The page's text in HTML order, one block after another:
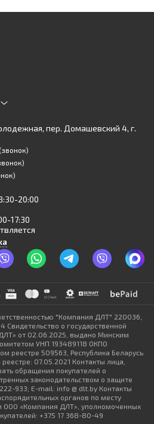
пер. Домашевский 4, г.
(звонок)
20:00
17:30
"Компания ДЛТ" 220036,
Свидетельство о государственной
от 02.06.2025, выдано Минским
УНП 193489118 ОКПО
реестре 509563, Республика Беларусь
07.05.2021 Контакты лица,
обращения покупателей о
законодательством о защите
933; E-mail: info @ dlt.by Контакты
органов по месту
ООО «Компания ДЛТ», уполномоченных
+375 17 368-80-49